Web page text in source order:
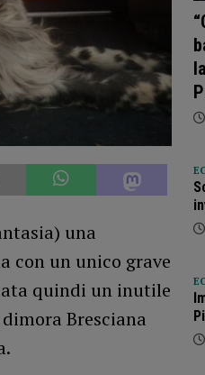
una
con un unico grave
quindi un inutile
Bresciana